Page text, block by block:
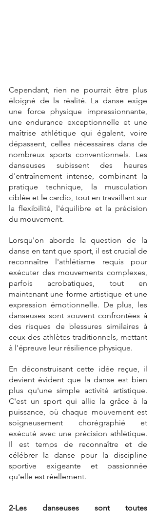
Cependant, rien ne pourrait être plus
éloigné de la réalité. La danse exige
une force physique impressionnante,
une endurance exceptionnelle et une
maîtrise athlétique qui égalent, voire
dépassent, celles nécessaires dans de
nombreux sports conventionnels. Les
danseuses subissent des heures
d'entraînement intense, combinant la
pratique technique, la musculation
ciblée et le cardio, tout en travaillant sur
la flexibilité, l'équilibre et la précision
du mouvement.
Lorsqu'on aborde la question de la
danse en tant que sport, il est crucial de
reconnaître l'athlétisme requis pour
exécuter des mouvements complexes,
parfois acrobatiques, tout en
maintenant une forme artistique et une
expression émotionnelle. De plus, les
danseuses sont souvent confrontées à
des risques de blessures similaires à
ceux des athlètes traditionnels, mettant
à l'épreuve leur résilience physique.
En déconstruisant cette idée reçue, il
devient évident que la danse est bien
plus qu'une simple activité artistique.
C'est un sport qui allie la grâce à la
puissance, où chaque mouvement est
soigneusement chorégraphié et
exécuté avec une précision athlétique.
Il est temps de reconnaître et de
célébrer la danse pour la discipline
sportive exigeante et passionnée
qu'elle est réellement.
2-Les danseuses sont toutes